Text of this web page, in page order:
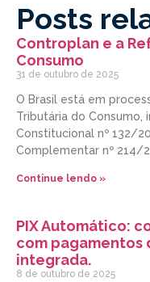
Posts
Controplan e a
Consumo
31 de outubro de 2025
O Brasil está em
Tributária do Consumo,
Constitucional nº 132/
Complementar nº 214/
Continue lendo »
PIX Automático:
com pagamentos
integrada.
8 de outubro de 2025